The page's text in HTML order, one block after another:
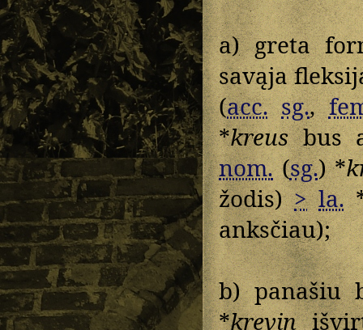
a) greta
savąja
(acc. sg.,
*kreusbus
nom.(sg.) *
žodis)> la.
anksčiau);
b) panašiu
*krevin